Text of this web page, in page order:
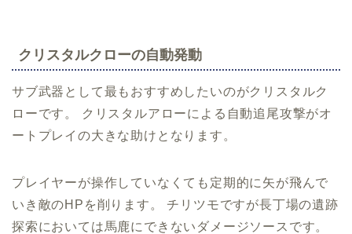
クリスタルクローの自動発動
サブ武器として最もおすすめしたいのがクリスタルク
ローです。 クリスタルアローによる自動追尾攻撃がオ
ートプレイの大きな助けとなります。
プレイヤーが操作していなくても定期的に矢が飛んで
いき敵のHPを削ります。 チリツモですが長丁場の遺跡
探索においては馬鹿にできないダメージソースです。